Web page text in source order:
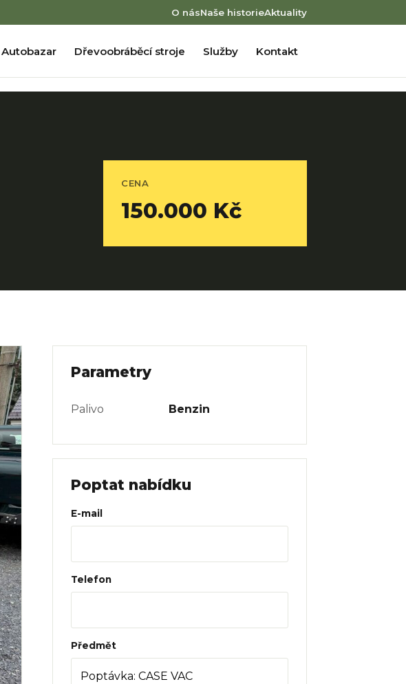
O násNaše historieAktuality
Autobazar Dřevoobráběcí stroje Služby Kontakt
CENA
150.000 Kč
Parametry
Palivo Benzin
Poptat nabídku
E-mail
Telefon
Předmět